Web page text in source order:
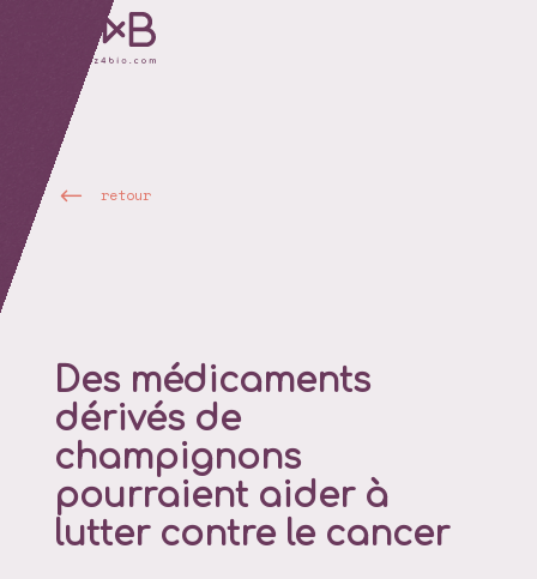
retour
Des médicaments
dérivés de
champignons
pourraient aider à
lutter contre le cancer